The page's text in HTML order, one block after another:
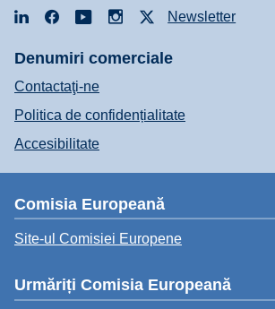
LinkedInFacebookYouTubeInstagramNewsletter
Denumiri comerciale
Contactaţi-ne
Politica de confidențialitate
Accesibilitate
Comisia Europeană
Site-ul Comisiei Europene
Urmăriți Comisia Europeană